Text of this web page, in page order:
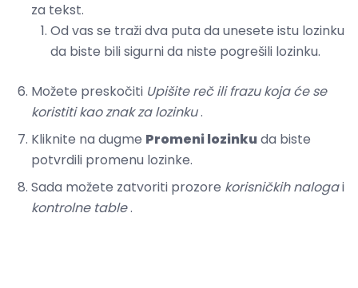
za tekst.
Od vas se traži dva puta da unesete istu lozinku
da biste bili sigurni da niste pogrešili lozinku.
Možete preskočiti Upišite reč ili frazu koja će se
koristiti kao znak za lozinku.
Kliknite na dugme Promeni lozinkuda biste
potvrdili promenu lozinke.
Sada možete zatvoriti prozore korisničkih nalogai
kontrolne table.